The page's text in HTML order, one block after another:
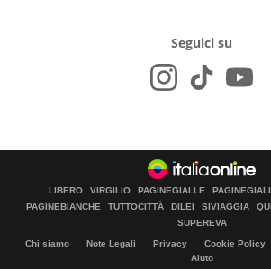
Seguici su
LIBERO VIRGILIO PAGINEGIALLE
PAGINEBIANCHE
TUTTOCITTÀ DILEI SIVIAGGIA
SUPEREVA
Chi siamo Note Legali Privacy Cookie Policy
Aiuto